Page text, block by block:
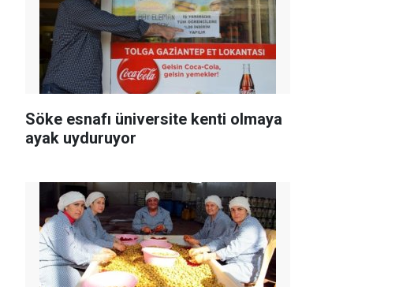
Söke esnafı üniversite kenti olmaya
ayak uyduruyor